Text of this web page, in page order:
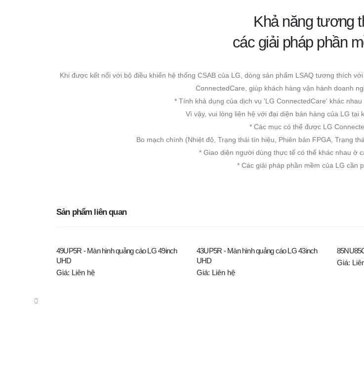
Khả năng tương
các giải pháp phần
Khi được kết nối với bộ điều khiển hệ thống CSAB của LG, dòng sản phẩm LSAQ tương thích
ConnectedCare, giúp khách hàng vận hành doanh
* Tính khả dụng của dịch vụ 'LG ConnectedCare' khác
Vì vậy, vui lòng liên hệ với đại diện bán hàng của LG tại
* Các mục có thể được LG
Bo mạch chính (Nhiệt độ, Trạng thái tín hiệu, Phiên bản FPGA, Trạng
* Giao diện người dùng thực tế có thể khác nhau ở
* Các giải pháp phần mềm của LG cần
Sản phẩm liên quan
49UP5R - Màn hình quảng cáo LG 49inch
UHD
Giá: Liên hệ
43UP5R - Màn hình quảng cáo LG 43inch
UHD
Giá: Liên hệ
Giá: